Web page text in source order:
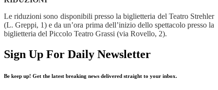
Le riduzioni sono disponibili presso la biglietteria del Teatro Strehler
(L. Greppi, 1) e da un’ora prima dell’inizio dello spettacolo presso la
biglietteria del Piccolo Teatro Grassi (via Rovello, 2).
Sign Up For Daily Newsletter
Be keep up! Get the latest breaking news delivered straight to your inbox.